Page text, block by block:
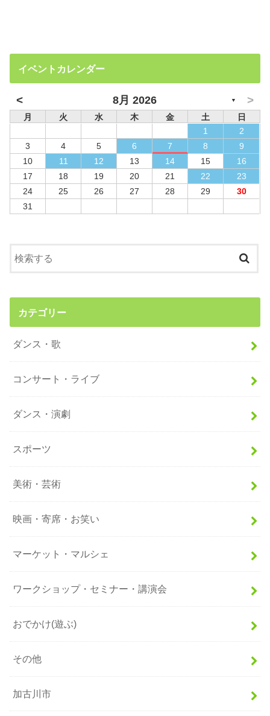
イベントカレンダー
< 8月 2026 ▼ >
月 火 水 木 金 土
日
1
2
3
4 5 6 7 8
9
10
11 12 13 14 15
16
17
18 19 20 21 22
23
24
25 26 27 28 29
30
31
カテゴリー
ダンス・歌
コンサート・ライブ
ダンス・演劇
スポーツ
美術・芸術
映画・寄席・お笑い
マーケット・マルシェ
ワークショップ・セミナー・講演会
おでかけ(遊ぶ)
その他
加古川市